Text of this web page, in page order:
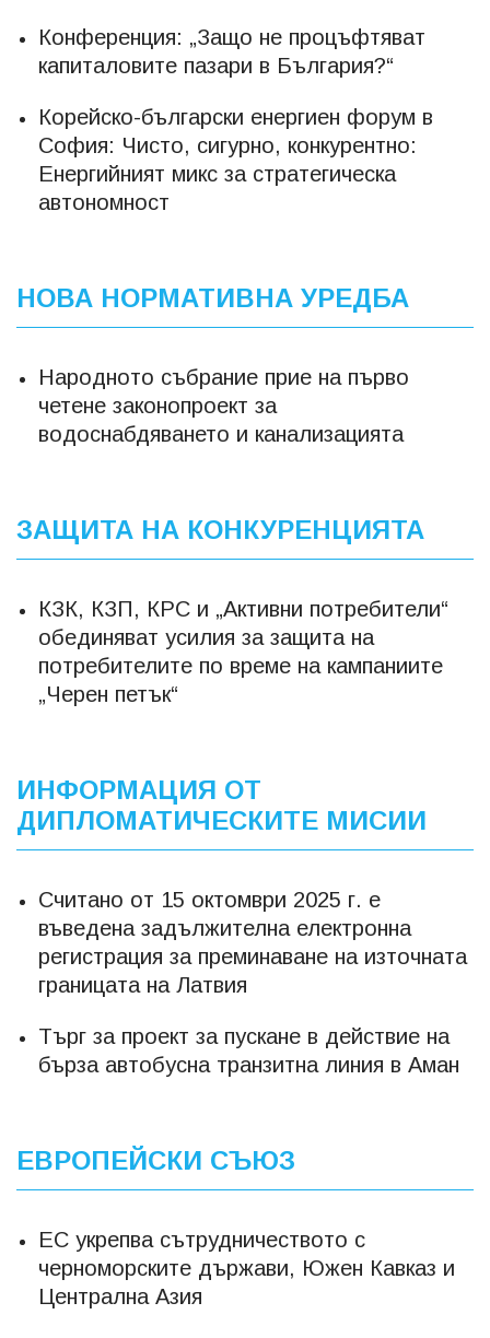
Конференция: „Защо не процъфтяват
капиталовите пазари в България?“
Корейско-български енергиен форум в
София: Чисто, сигурно, конкурентно:
Енергийният микс за стратегическа
автономност
НОВА НОРМАТИВНА УРЕДБА
Народното събрание прие на първо
четене законопроект за
водоснабдяването и канализацията
ЗАЩИТА НА КОНКУРЕНЦИЯТА
КЗК, КЗП, КРС и „Активни потребители“
обединяват усилия за защита на
потребителите по време на кампаниите
„Черен петък“
ИНФОРМАЦИЯ ОТ
ДИПЛОМАТИЧЕСКИТЕ МИСИИ
Считано от 15 октомври 2025 г. е
въведена задължителна електронна
регистрация за преминаване на източната
границата на Латвия
Търг за проект за пускане в действие на
бърза автобусна транзитна линия в Аман
ЕВРОПЕЙСКИ СЪЮЗ
ЕС укрепва сътрудничеството с
черноморските държави, Южен Кавказ и
Централна Азия